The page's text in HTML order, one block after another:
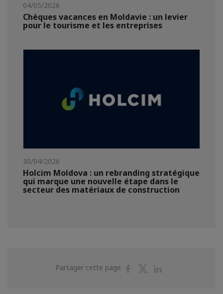
04/05/2026
Chèques vacances en Moldavie : un levier
pour le tourisme et les entreprises
30/04/2026
Holcim Moldova : un rebranding stratégique
qui marque une nouvelle étape dans le
secteur des matériaux de construction
Partager cette page
PartagerPartager